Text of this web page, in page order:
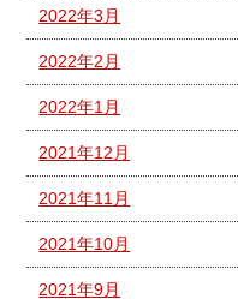
2022年3月
2022年2月
2022年1月
2021年12月
2021年11月
2021年10月
2021年9月